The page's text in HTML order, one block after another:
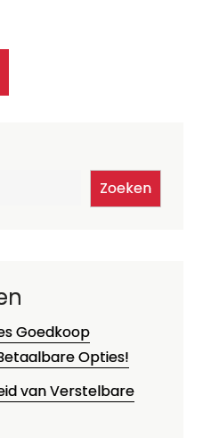
Zoeken
Goedkoop
Opties!
van Verstelbare